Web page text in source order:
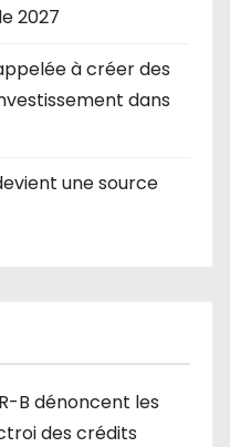
2027
à créer des
dans
une source
B dénoncent les
des crédits